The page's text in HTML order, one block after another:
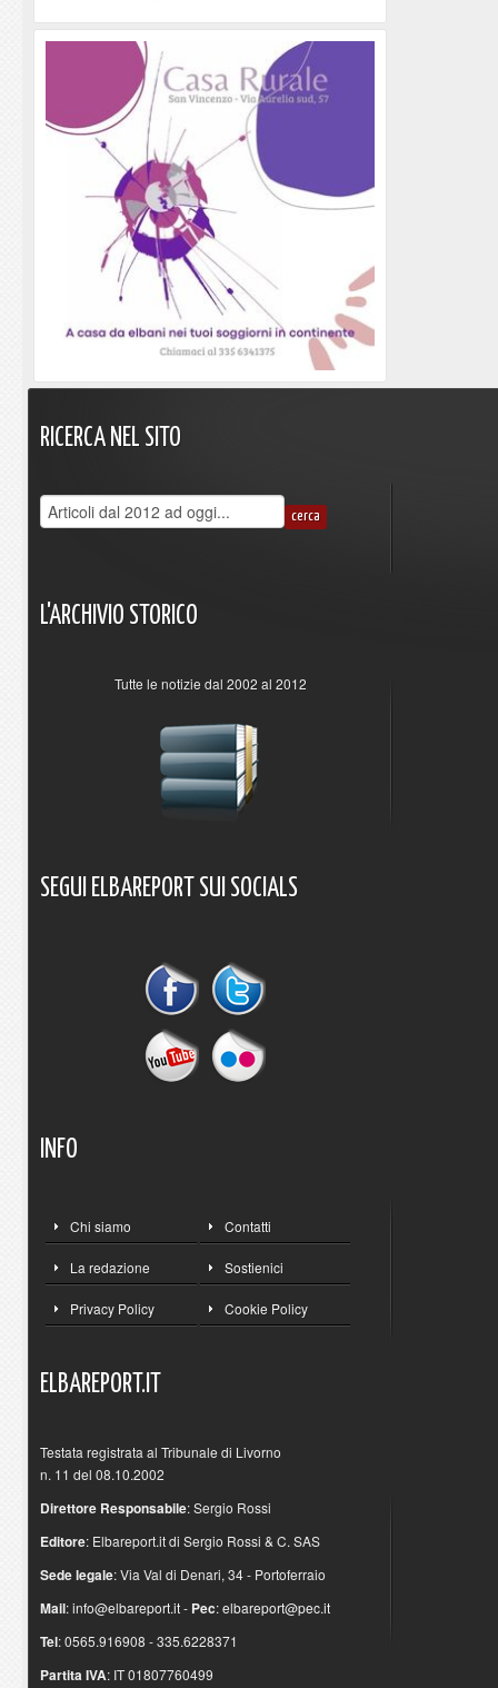
RICERCA NEL SITO
L'ARCHIVIO STORICO
Tutte le notizie dal 2002 al 2012
SEGUI ELBAREPORT SUI SOCIALS
INFO
Chi siamo Contatti
La redazione Sostienici
Privacy Policy Cookie Policy
ELBAREPORT.IT
Testata registrata al Tribunale di Livorno
n. 11 del 08.10.2002
Direttore Responsabile: Sergio Rossi
Editore: Elbareport.it di Sergio Rossi & C. SAS
Sede legale: Via Val di Denari, 34 - Portoferraio
Mail:info@elbareport.it- Pec:elbareport@pec.it
Tel: 0565.916908 - 335.6228371
Partita IVA: IT 01807760499